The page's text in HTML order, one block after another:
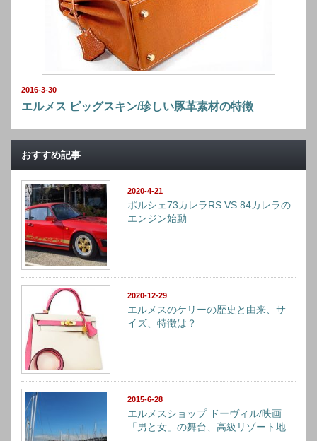
2016-3-30
エルメス ピッグスキン/珍しい豚革素材の特徴
おすすめ記事
2020-4-21
ポルシェ73カレラRS VS 84カレラの
エンジン始動
2020-12-29
エルメスのケリーの歴史と由来、サ
イズ、特徴は？
2015-6-28
エルメスショップ ドーヴィル/映画
「男と女」の舞台、高級リゾート地